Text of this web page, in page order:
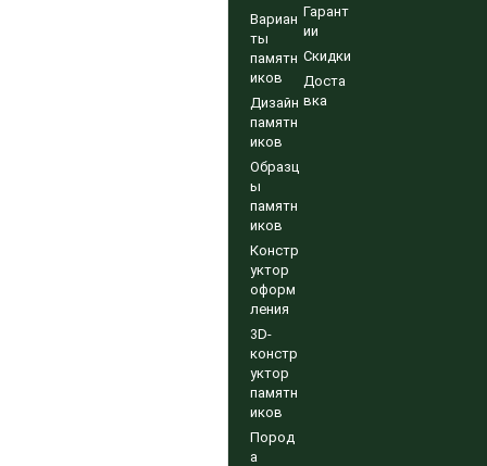
Вариан
ты
памятн
иков
Дизайн
памятн
иков
Образц
ы
памятн
иков
Констр
уктор
оформ
ления
3D-
констр
уктор
памятн
иков
Пород
а
Гарант
ии
Скидки
Доста
вка